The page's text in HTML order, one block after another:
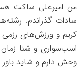
من امیرعلی ساکت
سادات گذراندم.
کریم و ورزش‌های
اسب‌سواری و شنا
وحش دارم و شاید باور